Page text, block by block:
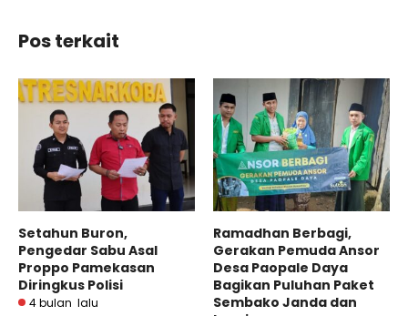
Pos terkait
Setahun Buron,
Pengedar Sabu Asal
Proppo Pamekasan
Diringkus Polisi
4 bulan lalu
Ramadhan Berbagi,
Gerakan Pemuda Ansor
Desa Paopale Daya
Bagikan Puluhan Paket
Sembako Janda dan